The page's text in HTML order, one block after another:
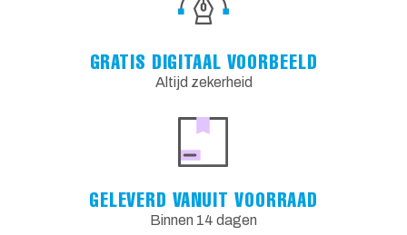
GRATIS DIGITAAL VOORBEELD
Altijd zekerheid
GELEVERD VANUIT VOORRAAD
Binnen 14 dagen